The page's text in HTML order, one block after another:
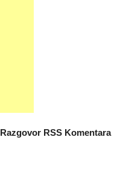
Razgovor RSS Komentara